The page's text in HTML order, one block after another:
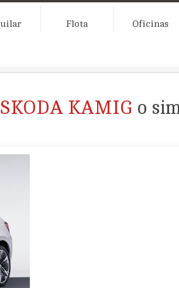
Flota Oficinas
SKODA KAMIG o